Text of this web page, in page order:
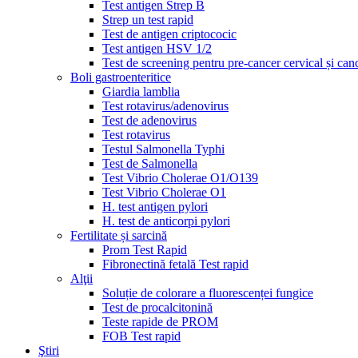
Test antigen Strep B
Strep un test rapid
Test de antigen criptococic
Test antigen HSV 1/2
Test de screening pentru pre-cancer cervical și
Boli gastroenteritice
Giardia lamblia
Test rotavirus/adenovirus
Test de adenovirus
Test rotavirus
Testul Salmonella Typhi
Test de Salmonella
Test Vibrio Cholerae O1/O139
Test Vibrio Cholerae O1
H. test antigen pylori
H. test de anticorpi pylori
Fertilitate și sarcină
Prom Test Rapid
Fibronectină fetală Test rapid
Alţii
Soluție de colorare a fluorescenței fungice
Test de procalcitonină
Teste rapide de PROM
FOB Test rapid
Ştiri